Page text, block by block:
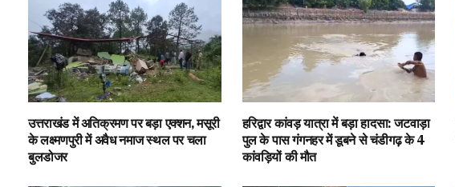
उत्तराखंड में अतिक्रमण पर बड़ा एक्शन, मसूरी
के लक्ष्मणपुरी में अवैध नमाज स्थल पर चला
बुलडोजर
हरिद्वार कांवड़ यात्रा में बड़ा हादसा: जटवाड़ा
पुल के पास गंगनहर में डूबने से चंडीगढ़ के 4
कांवड़ियों की मौत